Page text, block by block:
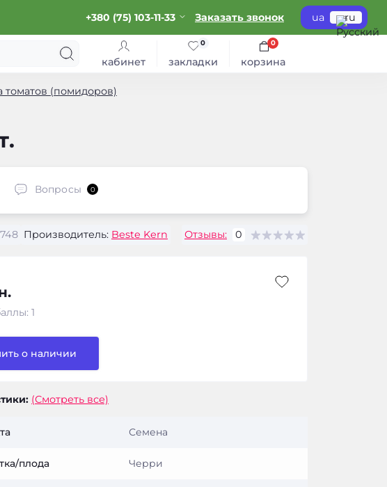
+380 (75) 103-11-33 Заказать звонок ua ru
кабинет закладки
0
корзина
0
(помидоров)
Вопросы 0
Производитель: Beste Kern Отзывы: 0
1
о наличии
(Смотреть все)
Семена
плода Черри